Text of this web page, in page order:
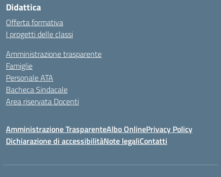
Didattica
Offerta formativa
I progetti delle classi
Amministrazione trasparente
Famiglie
Personale ATA
Bacheca Sindacale
Area riservata Docenti
Amministrazione TrasparenteAlbo OnlinePrivacy Policy
Dichiarazione di accessibilitàNote legaliContatti